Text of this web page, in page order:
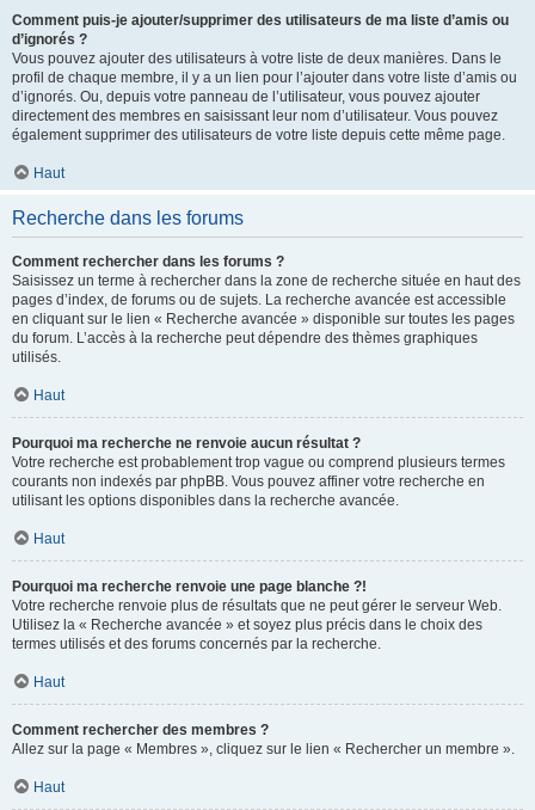
Comment puis-je ajouter/supprimer des utilisateurs de ma liste d’amis ou
d’ignorés ?
Vous pouvez ajouter des utilisateurs à votre liste de deux manières. Dans le
profil de chaque membre, il y a un lien pour l’ajouter dans votre liste d’amis ou
d’ignorés. Ou, depuis votre panneau de l’utilisateur, vous pouvez ajouter
directement des membres en saisissant leur nom d’utilisateur. Vous pouvez
également supprimer des utilisateurs de votre liste depuis cette même page.
Haut
Recherche dans les forums
Comment rechercher dans les forums ?
Saisissez un terme à rechercher dans la zone de recherche située en haut des
pages d’index, de forums ou de sujets. La recherche avancée est accessible
en cliquant sur le lien « Recherche avancée » disponible sur toutes les pages
du forum. L’accès à la recherche peut dépendre des thèmes graphiques
utilisés.
Haut
Pourquoi ma recherche ne renvoie aucun résultat ?
Votre recherche est probablement trop vague ou comprend plusieurs termes
courants non indexés par phpBB. Vous pouvez affiner votre recherche en
utilisant les options disponibles dans la recherche avancée.
Haut
Pourquoi ma recherche renvoie une page blanche ?!
Votre recherche renvoie plus de résultats que ne peut gérer le serveur Web.
Utilisez la « Recherche avancée » et soyez plus précis dans le choix des
termes utilisés et des forums concernés par la recherche.
Haut
Comment rechercher des membres ?
Allez sur la page « Membres », cliquez sur le lien « Rechercher un membre ».
Haut